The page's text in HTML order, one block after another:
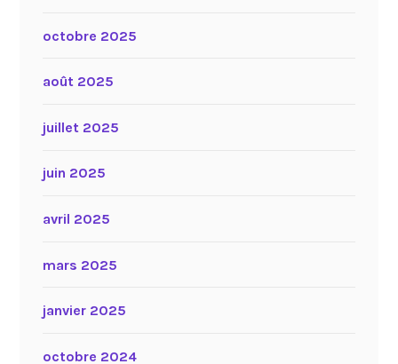
octobre 2025
août 2025
juillet 2025
juin 2025
avril 2025
mars 2025
janvier 2025
octobre 2024